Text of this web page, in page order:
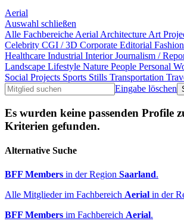
Aerial
Auswahl schließen
Alle Fachbereiche Aerial Architecture Art
Celebrity CGI / 3D Corporate Editorial Fashion
Healthcare Industrial InteriorJournalism /
Landscape Lifestyle Nature People Personal
Social Projects Sports Stills Transportation
Eingabe löschen
Es wurden keine passenden Profile
Kriterien gefunden.
Alternative Suche
BFF Members in der Region Saarland.
Alle Mitglieder im Fachbereich Aerial in der
BFF Members im Fachbereich Aerial.